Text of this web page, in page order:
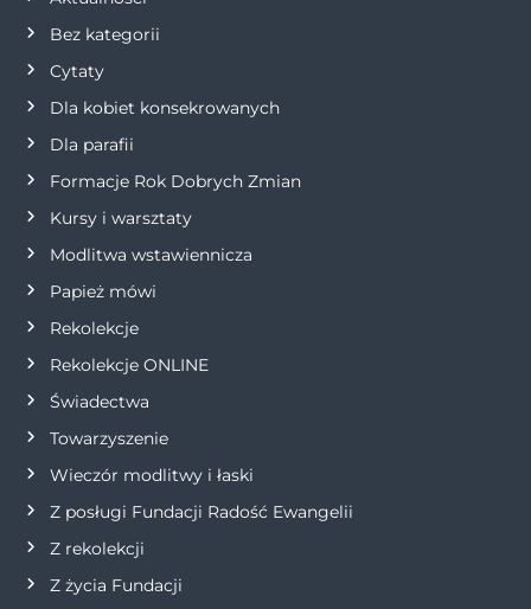
c
j
a
w
p
i
s
u
Bez kategorii
Cytaty
Dla kobiet konsekrowanych
Dla parafii
Formacje Rok Dobrych Zmian
Kursy i warsztaty
Modlitwa wstawiennicza
Papież mówi
Rekolekcje
Rekolekcje ONLINE
Świadectwa
Towarzyszenie
Wieczór modlitwy i łaski
Z posługi Fundacji Radość Ewangelii
Z rekolekcji
Z życia Fundacji